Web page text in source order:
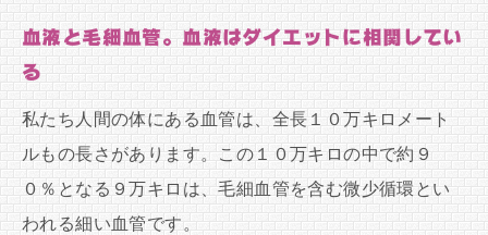
血液と毛細血管。血液はダイエットに相関してい
る
私たち人間の体にある血管は、全長１０万キロメート
ルもの長さがあります。この１０万キロの中で約９
０％となる９万キロは、毛細血管を含む微少循環とい
われる細い血管です。